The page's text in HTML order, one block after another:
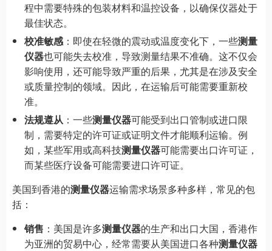
程中需要特殊的包装材料和温控设备，以确保仪器处于
最佳状态。
校准敏感：即使在轻微的震动或温度变化下，一些测量
仪器也可能失去校准，导致测量结果不准确。这不仅会
影响使用，还可能导致严重的后果，尤其是在涉及安全
或质量控制的领域。因此，在运输后可能需要重新校
准。
法规遵从 ：一些测量仪器可能受到出口管制或进口限
制，需要特定的许可证或证明文件才能顺利运输。例
如，某些军用或高科技测量仪器可能需要出口许可证，
而某些医疗设备可能需要进口许可证。
美国到香港的测量仪器运输需求场景多种多样，常见的包
括：
销售 ：美国是许多测量仪器的生产和出口大国，香港作
为亚洲的贸易中心，经常需要从美国进口各种测量仪器